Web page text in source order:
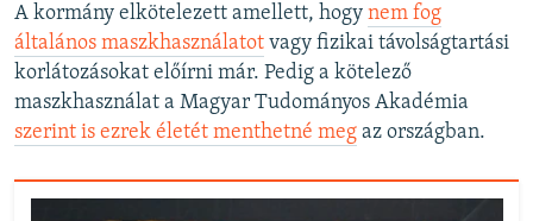
A kormány elkötelezett amellett, hogy nem fog
általános maszkhasználatot vagy fizikai távolságtartási
korlátozásokat előírni már. Pedig a kötelező
maszkhasználat a Magyar Tudományos Akadémia
szerint is ezrek életét menthetné meg az országban.